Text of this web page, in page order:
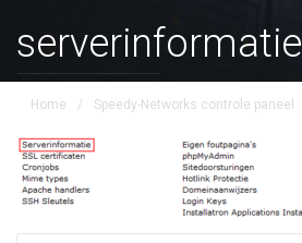
serverinformatie
Home / Speedy-Networks controle paneel